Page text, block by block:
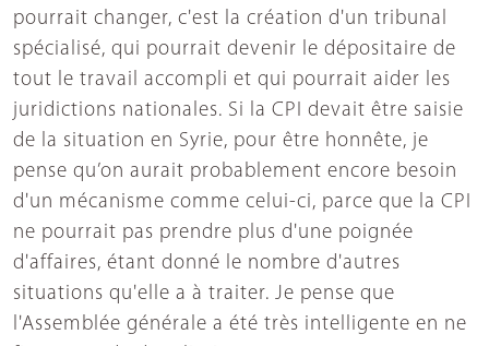
pourrait changer, c'est la création d'un tribunal
spécialisé, qui pourrait devenir le dépositaire de
tout le travail accompli et qui pourrait aider les
juridictions nationales. Si la CPI devait être saisie
de la situation en Syrie, pour être honnête, je
pense qu’on aurait probablement encore besoin
d'un mécanisme comme celui-ci, parce que la CPI
ne pourrait pas prendre plus d'une poignée
d'affaires, étant donné le nombre d'autres
situations qu'elle a à traiter. Je pense que
l'Assemblée générale a été très intelligente en ne